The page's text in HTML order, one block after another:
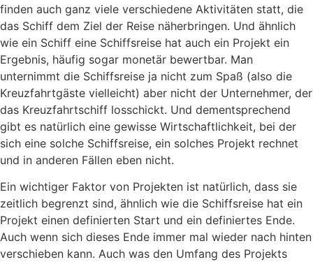
finden auch ganz viele verschiedene Aktivitäten statt, die
das Schiff dem Ziel der Reise näherbringen. Und ähnlich
wie ein Schiff eine Schiffsreise hat auch ein Projekt ein
Ergebnis, häufig sogar monetär bewertbar. Man
unternimmt die Schiffsreise ja nicht zum Spaß (also die
Kreuzfahrtgäste vielleicht) aber nicht der Unternehmer, der
das Kreuzfahrtschiff losschickt. Und dementsprechend
gibt es natürlich eine gewisse Wirtschaftlichkeit, bei der
sich eine solche Schiffsreise, ein solches Projekt rechnet
und in anderen Fällen eben nicht.
Ein wichtiger Faktor von Projekten ist natürlich, dass sie
zeitlich begrenzt sind, ähnlich wie die Schiffsreise hat ein
Projekt einen definierten Start und ein definiertes Ende.
Auch wenn sich dieses Ende immer mal wieder nach hinten
verschieben kann. Auch was den Umfang des Projekts